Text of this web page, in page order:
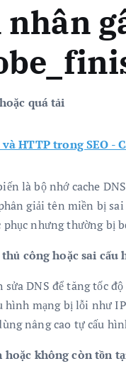
nhân
quá tải
HTTP trong SEO -
là bộ nhớ cache
giải tên miền bị sai
nhưng thường bị
công hoặc sai cấu
DNS để tăng tốc
hình mạng bị lỗi như
nâng cao tự cấu
hoặc không còn tồn